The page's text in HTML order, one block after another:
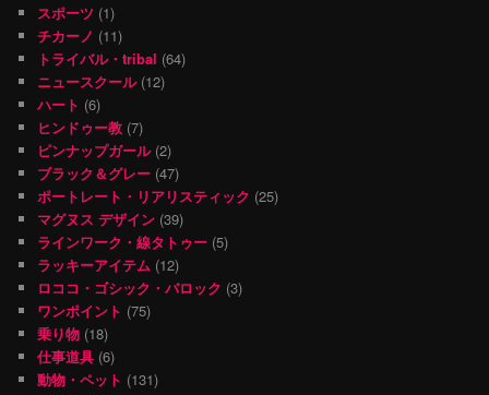
スポーツ (1)
チカーノ (11)
トライバル・tribal (64)
ニュースクール(12)
ハート (6)
ヒンドゥー教 (7)
ピンナップガール(2)
ブラック＆グレー (47)
ポートレート・リアリスティック (25)
マグヌス デザイン (39)
ラインワーク・線タトゥー (5)
ラッキーアイテム (12)
ロココ・ゴシック・バロック (3)
ワンポイント (75)
乗り物 (18)
仕事道具 (6)
動物・ペット (131)